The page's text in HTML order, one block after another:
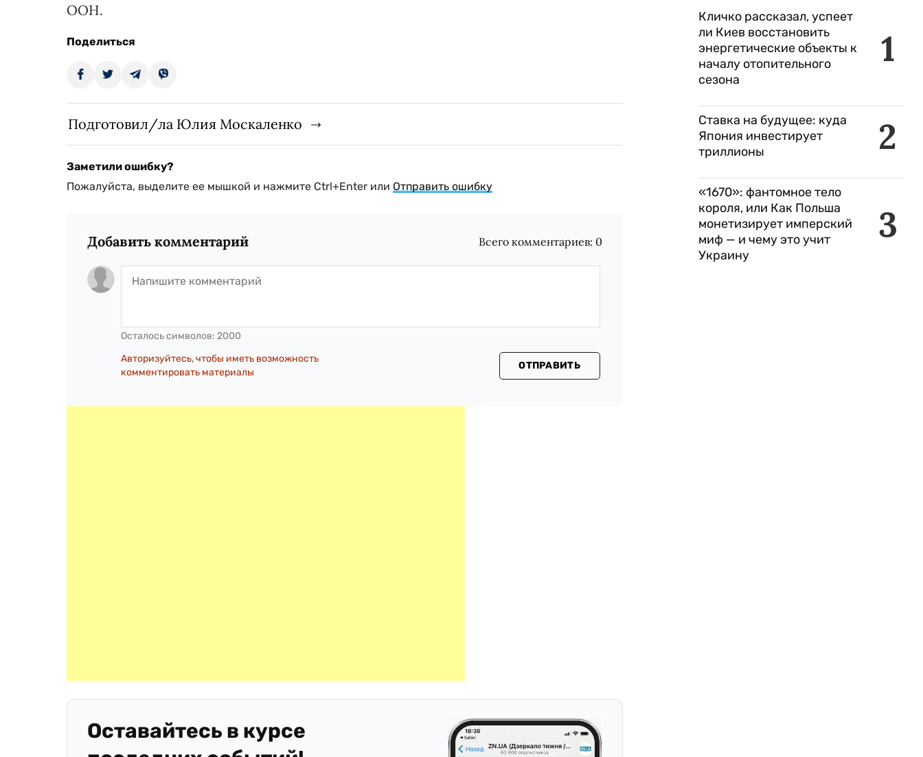
ООН.
Поделиться
Подготовил/ла Юлия Москаленко
Заметили ошибку?
Пожалуйста, выделите ее мышкой и нажмите Ctrl+Enter или Отправить ошибку
Добавить комментарий Всего комментариев: 0
Осталось символов: 2000
Авторизуйтесь, чтобы иметь возможность
комментировать материалы
ОТПРАВИТЬ
Оставайтесь в курсе
1
Кличко рассказал, успеет
ли Киев восстановить
энергетические объекты к
началу отопительного
сезона
2
Ставка на будущее: куда
Япония инвестирует
триллионы
3
«1670»: фантомное тело
короля, или Как Польша
монетизирует имперский
миф — и чему это учит
Украину